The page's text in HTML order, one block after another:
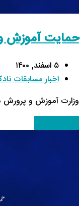
حمایت آموزش
۵ اسفند, ۱۴۰۰
اخبار مسابقات
وزارت آموزش و پرورش